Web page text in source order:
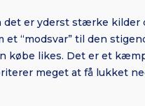
er yderst stærke kilder
et “modsvar” til den
købe likes. Det er et
meget at få lukket